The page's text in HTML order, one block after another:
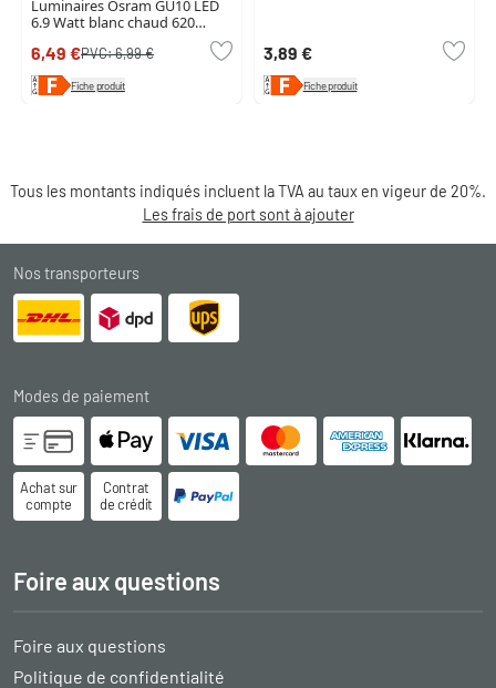
Luminaires Osram GU10 LED
6.9 Watt blanc chaud 620
6,49 €PVC:6,99 €
Fiche produit
3,89 €
Fiche produit
Tous les montants indiqués incluent la TVA au taux en vigeur de 20%.
Les frais de port sont à ajouter
Nos transporteurs
Modes de paiement
Achat sur
compte
Contrat
de crédit
Foire aux questions
Foire aux questions
Politique de confidentialité